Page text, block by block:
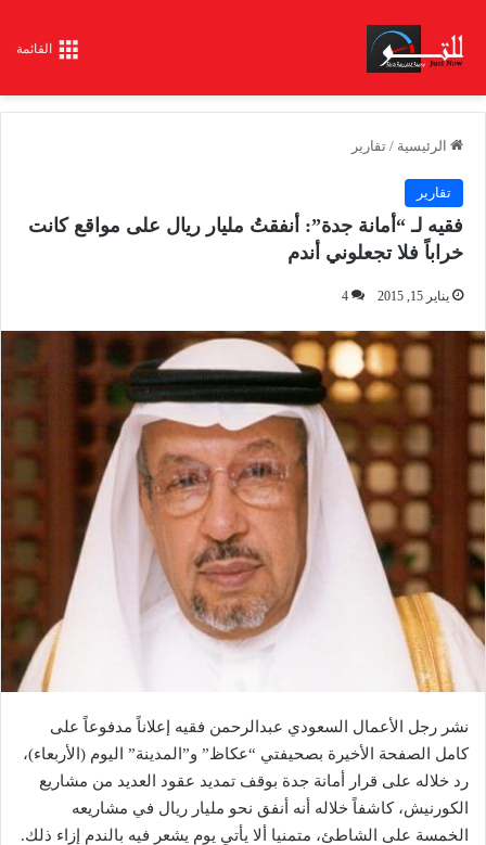
القائمة
الرئيسية / تقارير
تقارير
فقيه لـ “أمانة جدة”: أنفقتُ مليار ريال على مواقع كانت
خراباً فلا تجعلوني أندم
يناير 15, 2015 4
نشر رجل الأعمال السعودي عبدالرحمن فقيه إعلاناً مدفوعاً على
كامل الصفحة الأخيرة بصحيفتي “عكاظ” و”المدينة” اليوم (الأربعاء)،
رد خلاله على قرار أمانة جدة بوقف تمديد عقود العديد من مشاريع
الكورنيش، كاشفاً خلاله أنه أنفق نحو مليار ريال في مشاريعه
الخمسة على الشاطئ، متمنيا ألا يأتي يوم يشعر فيه بالندم إزاء ذلك.